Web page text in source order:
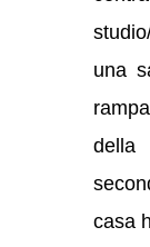
una
della
casa